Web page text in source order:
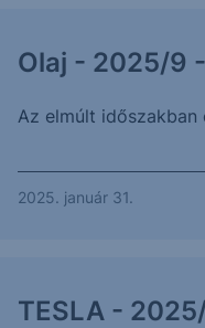
Olaj - 2025/9
Az elmúlt
2025. január 31.
TESLA -